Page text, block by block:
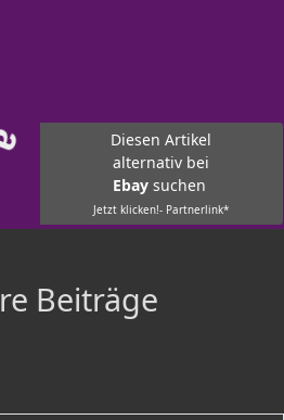
Diesen Artikel
alternativ bei
Ebay suchen
Jetzt klicken!- Partnerlink*
Beiträge